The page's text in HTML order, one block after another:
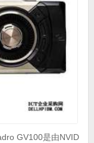
GV100是由NVID